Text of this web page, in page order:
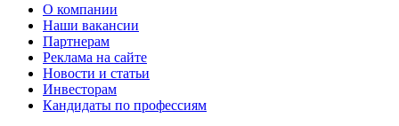
О компании
Наши вакансии
Партнерам
Реклама на сайте
Новости и статьи
Инвесторам
Кандидаты по профессиям